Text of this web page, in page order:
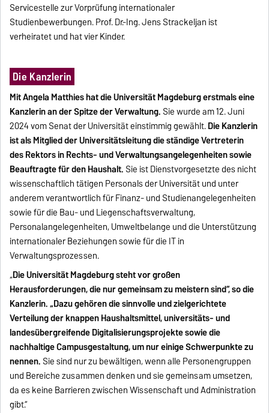
Servicestelle zur Vorprüfung internationaler
Studienbewerbungen. Prof. Dr.-Ing. Jens Strackeljan ist
verheiratet und hat vier Kinder.
Die Kanzlerin
Mit Angela Matthies hat die Universität Magdeburg erstmals eine
Kanzlerin an der Spitze der Verwaltung. Sie wurde am 12. Juni
2024 vom Senat der Universität einstimmig gewählt.Die Kanzlerin
ist als Mitglied der Universitätsleitung die ständige Vertreterin
des Rektors in Rechts- und Verwaltungsangelegenheiten sowie
Beauftragte für den Haushalt. Sie ist Dienstvorgesetzte des nicht
wissenschaftlich tätigen Personals der Universität und unter
anderem verantwortlich für Finanz- und Studienangelegenheiten
sowie für die Bau- und Liegenschaftsverwaltung,
Personalangelegenheiten, Umweltbelange und die Unterstützung
internationaler Beziehungen sowie für die IT in
Verwaltungsprozessen.
„Die Universität Magdeburg steht vor großen
Herausforderungen, die nur gemeinsam zu meistern sind“, so die
Kanzlerin. „Dazu gehören die sinnvolle und zielgerichtete
Verteilung der knappen Haushaltsmittel, universitäts- und
landesübergreifende Digitalisierungsprojekte sowie die
nachhaltige Campusgestaltung, um nur einige Schwerpunkte zu
nennen. Sie sind nur zu bewältigen, wenn alle Personengruppen
und Bereiche zusammen denken und sie gemeinsam umsetzen,
da es keine Barrieren zwischen Wissenschaft und Administration
gibt.“